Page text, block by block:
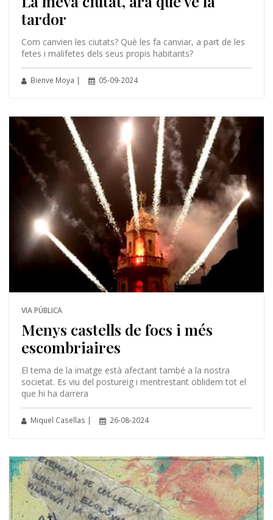
tardor
Com canvien les ciutats? Què les fa canviar, a part de les
fetes i malifetes dels seus propis habitants?
Bienve Moya | 05-09-2024
VIA PÚBLICA
Menys castells de focs i més
escombriaires
El tema de la imatge està afectant també a la nostra
societat. Es viu del postureig i mentrestant oblidem tot el
que hi ha darrera
Miquel Casellas | 26-08-2024